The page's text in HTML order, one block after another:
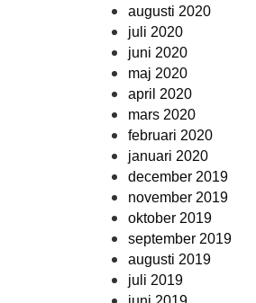
augusti 2020
juli 2020
juni 2020
maj 2020
april 2020
mars 2020
februari 2020
januari 2020
december 2019
november 2019
oktober 2019
september 2019
augusti 2019
juli 2019